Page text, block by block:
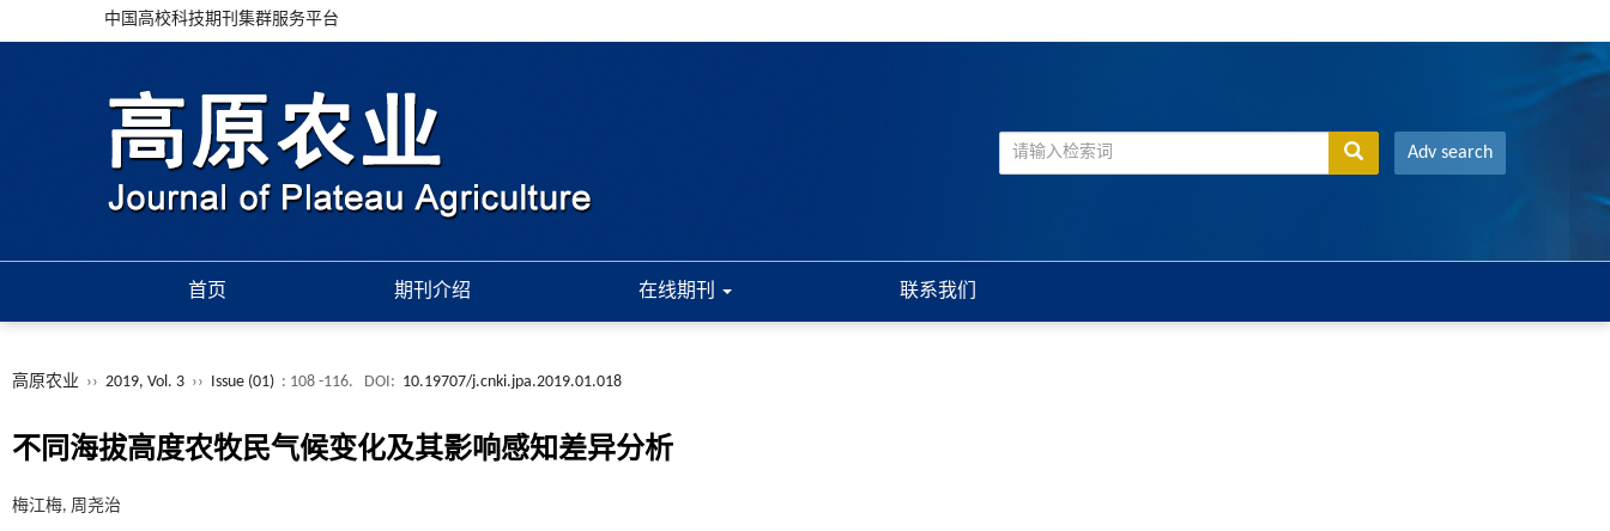
中国高校科技期刊集群服务平台
Adv search
首页 期刊介绍 在线期刊 联系我们
高原农业 ›› 2019, Vol. 3 ›› Issue (01) : 108 -116. DOI: 10.19707/j.cnki.jpa.2019.01.018
不同海拔高度农牧民气候变化及其影响感知差异分析
梅江梅, 周尧治